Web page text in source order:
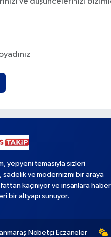
yepyeni temasıyla sizleri
sadelik ve modernizmi bir araya
kaçınıyor ve insanlara haber
bir altyapı sunuyor.
Nöbetçi Eczaneler